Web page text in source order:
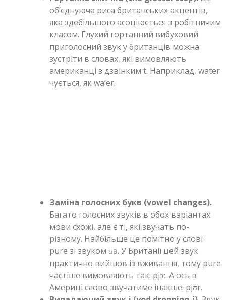
об’єднуюча риса британських акцентів,
яка здебільшого асоціюється з робітничим
класом. Глухий гортанний вибуховий
приголосний звук у британців можна
зустріти в словах, які вимовляють
американці з дзвінким t. Наприклад, water
чується, як wa’er.
Заміна голосних букв (vowel changes).
Багато голосних звуків в обох варіантах
мови схожі, але є ті, які звучать по-
різному. Найбільше це помітно у слові
pure зі звуком ʊə. У Британії цей звук
практично вийшов із вживання, тому pure
частіше вимовляють так: pjɔː. А ось в
Америці слово звучатиме інакше: pjʊr.